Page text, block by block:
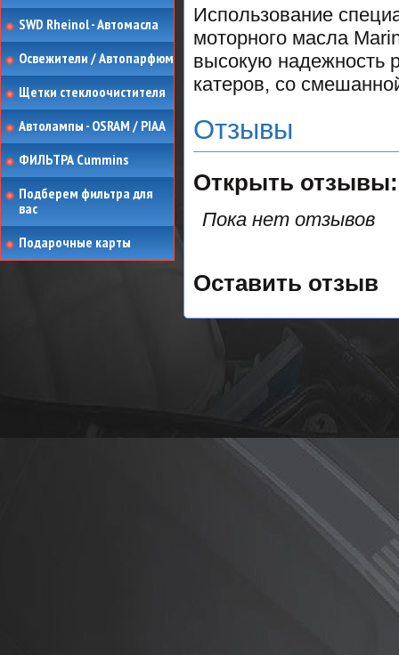
SWD Rheinol - Автомасла
Освежители / Автопарфюм
Щетки стеклоочистителя
Автолампы - OSRAM / PIAA
ФИЛЬТРА Cummins
Подберем фильтра для
вас
Подарочные карты
Использование
моторного масла
высокую надежность
катеров, со
Отзывы
Открыть
Пока нет отзывов
Оставить отзыв